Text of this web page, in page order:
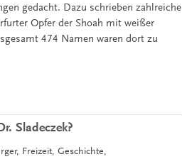
gedacht. Dazu schrieben zahlreiche
Opfer der Shoah mit weißer
474 Namen waren dort zu
Sladeczek?
Freizeit, Geschichte,